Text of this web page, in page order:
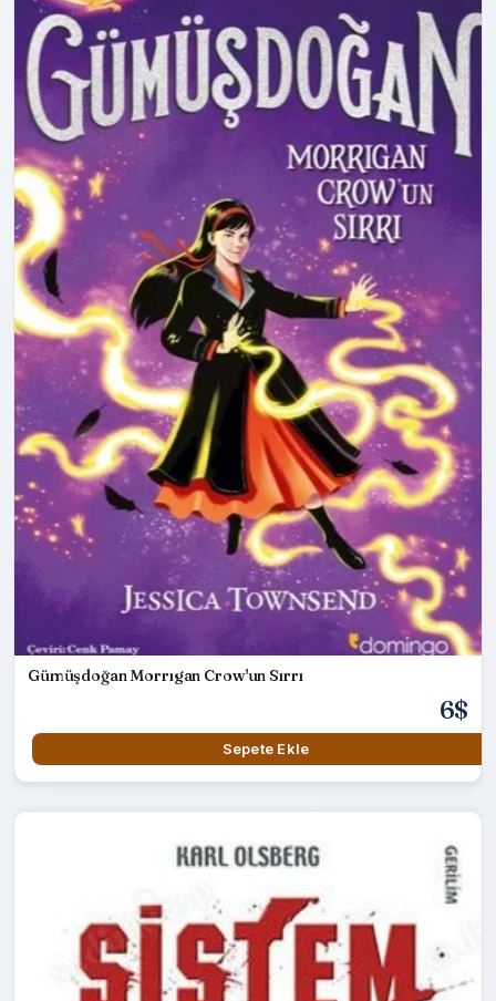
Gümüşdoğan Morrıgan Crow'un Sırrı
6$
Sepete Ekle